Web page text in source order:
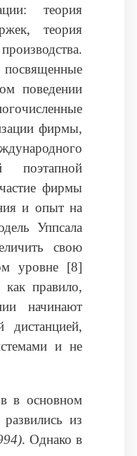
теория
теория
поведении
фирмы,
фирмы
и опыт на
Уппсала
свою
уровне [8]
как правило,
начинают
дистанцией,
и не
в основном
из
. Однако в